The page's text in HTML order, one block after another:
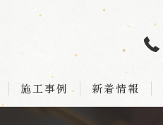
施工事例 新着情報